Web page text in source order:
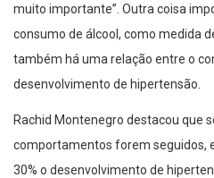
muito importante”. Outra coisa
consumo de álcool, como medida
também há uma relação entre o
desenvolvimento de hipertensão.
Rachid Montenegro destacou que
comportamentos forem seguidos,
30% o desenvolvimento de